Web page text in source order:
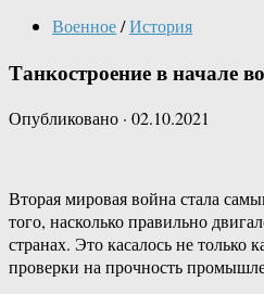
Военное/История
Танкостроение в начале
Опубликовано · 02.10.2021
Вторая мировая война стала
того, насколько правильно
странах. Это касалось не только
проверки на прочность